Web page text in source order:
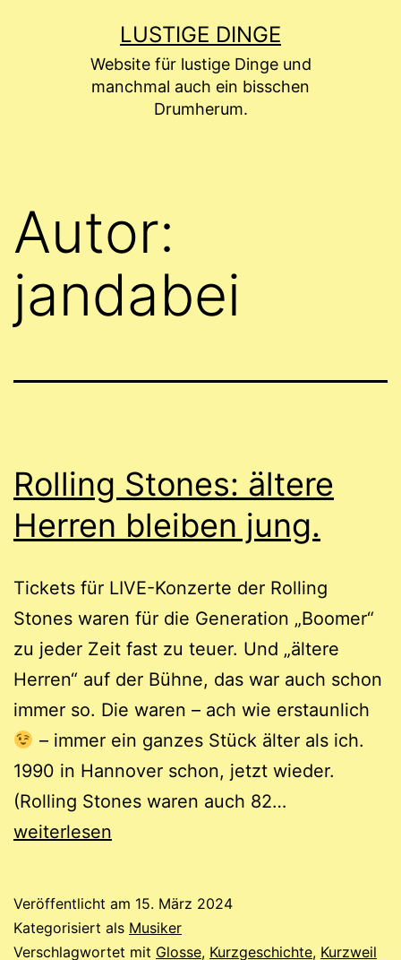
LUSTIGE DINGE
Website für lustige Dinge und
manchmal auch ein bisschen
Drumherum.
Autor:
jandabei
Rolling Stones: ältere
Herren bleiben jung.
Tickets für LIVE-Konzerte der Rolling
Stones waren für die Generation „Boomer“
zu jeder Zeit fast zu teuer. Und „ältere
Herren“ auf der Bühne, das war auch schon
immer so. Die waren – ach wie erstaunlich
– immer ein ganzes Stück älter als ich.
1990 in Hannover schon, jetzt wieder.
(Rolling Stones waren auch 82…
jung.
weiterlesen
Veröffentlicht am 15. März 2024
Kategorisiert als Musiker
Verschlagwortet mit Glosse, Kurzgeschichte, Kurzweil